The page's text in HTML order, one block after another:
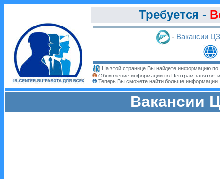
Требуется -
- Вакансии
На этой странице Вы найдете информацию по
Обновление информации по Центрам
Теперь Вы сможете найти больше информации.
Вакансии